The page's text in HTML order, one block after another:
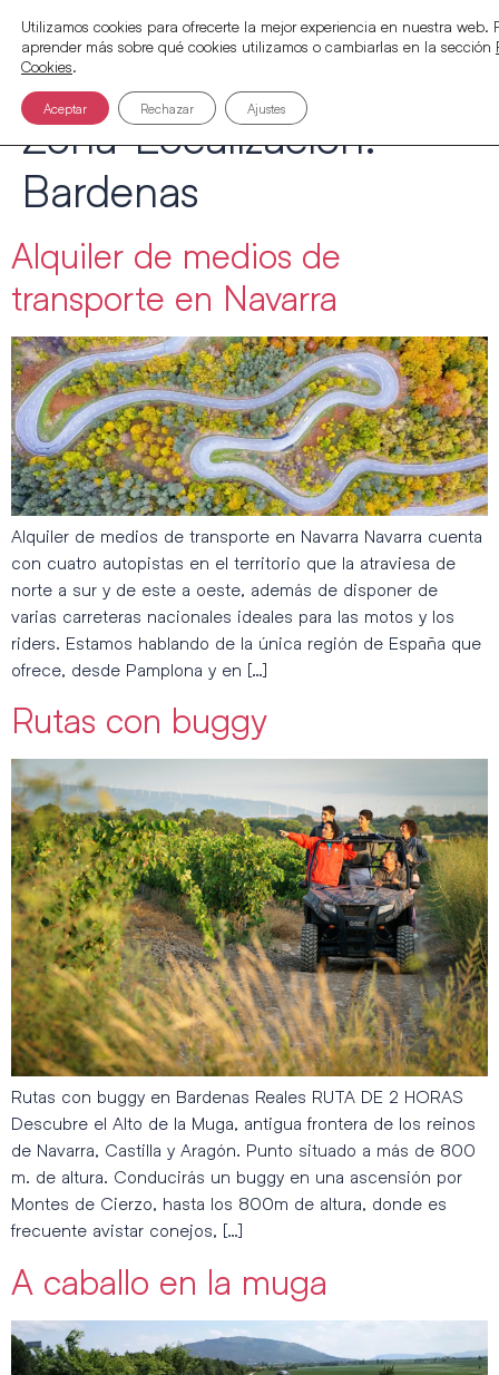
Zona-Localización:
Bardenas
Alquiler de medios de
transporte en Navarra
Alquiler de medios de transporte en Navarra Navarra cuenta
con cuatro autopistas en el territorio que la atraviesa de
norte a sur y de este a oeste, además de disponer de
varias carreteras nacionales ideales para las motos y los
riders. Estamos hablando de la única región de España que
ofrece, desde Pamplona y en […]
Rutas con buggy
Rutas con buggy en Bardenas Reales RUTA DE 2 HORAS
Descubre el Alto de la Muga, antigua frontera de los reinos
de Navarra, Castilla y Aragón. Punto situado a más de 800
m. de altura. Conducirás un buggy en una ascensión por
Montes de Cierzo, hasta los 800m de altura, donde es
frecuente avistar conejos, […]
A caballo en la muga
Utilizamos cookies para ofrecerte la mejor experiencia en nuestra web.
aprender más sobre qué cookies utilizamos o cambiarlas en la sección
Cookies.
Aceptar Rechazar Ajustes